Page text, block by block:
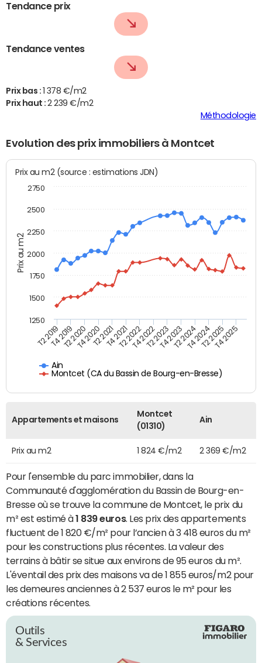
Tendance prix
Tendance ventes
Prix bas :
1 378 €/m2
Prix haut :2 239 €/m2
Méthodologie
Evolution des prix immobiliers à Montcet
Prix au m2
Prix au m2 (source : estimations JDN)
Ain
Montcet (CA du Bassin de Bourg-en-Bresse)
T2 2019T4 2019T2 2020T4 2020T2 2021T4 2021T2 2022T4 2022T2 2023T4 2023T2 2024T4 2024T2 2025T4 2025
1250
1500
1750
2000
2250
2500
2750
Appartements et maisons
Montcet
(01310)
Ain
Prix au m2 1 824 €/m2 2 369 €/m2
Pour l'ensemble du parc immobilier, dans la
Communauté d'agglomération du Bassin de Bourg-en-
Bresse où se trouve la commune de Montcet, le prix du
m² est estimé à1 839 euros. Les prix des appartements
fluctuent de 1 820 €/m² pour l’ancien à 3 418 euros du m²
pour les constructions plus récentes. La valeur des
terrains à bâtir se situe aux environs de 95 euros du m².
L'éventail des prix des maisons va de 1 855 euros/m2 pour
les demeures anciennes à 2 537 euros le m² pour les
créations récentes.
Outils
& Services